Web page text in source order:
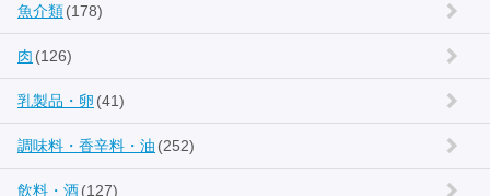
魚介類(178)
肉 (126)
乳製品・卵 (41)
調味料・香辛料・油 (252)
飲料・酒(127)